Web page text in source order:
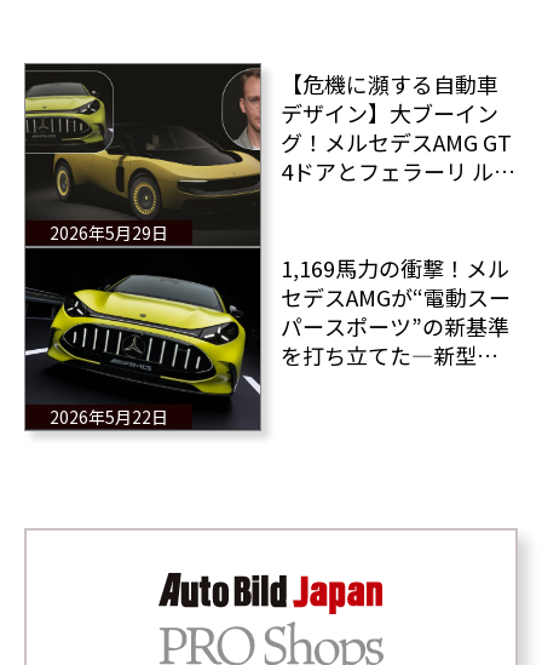
2026年5月29日
【危機に瀕する自動車
デザイン】大ブーイン
グ！メルセデスAMG GT
4ドアとフェラーリ ルー
2026年5月22日
1,169馬力の衝撃！メル
セデスAMGが“電動スー
パースポーツ”の新基準
を打ち立てた―新型